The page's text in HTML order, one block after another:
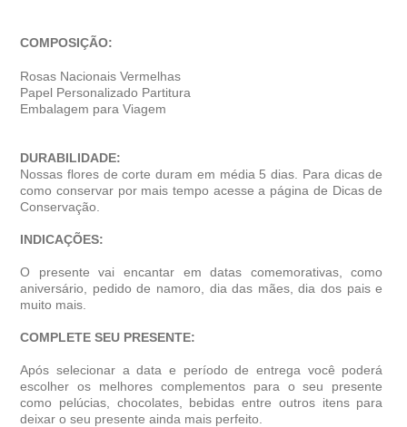
COMPOSIÇÃO:
Rosas Nacionais Vermelhas
Papel Personalizado Partitura
Embalagem para Viagem
DURABILIDADE:
Nossas flores de corte duram em média 5 dias. Para dicas de
como conservar por mais tempo acesse a página de Dicas de
Conservação.
INDICAÇÕES:
O presente vai encantar em datas comemorativas, como
aniversário, pedido de namoro, dia das mães, dia dos pais e
muito mais.
COMPLETE SEU PRESENTE:
Após selecionar a data e período de entrega você poder
escolher os melhores complementos para o seu presente
como pelúcias, chocolates, bebidas entre outros itens para
deixar o seu presente ainda mais perfeito.